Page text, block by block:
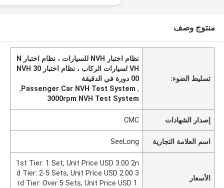
منتوج وصف
تسليط الضوء:
نظام اختبار NVH للسيارات ، نظام اختبار N
VH لسيارات الركاب ، نظام اختبار NVH 30
00 دورة في الدقيقة
,
Passenger Car NVH Test System
,
3000rpm NVH Test System
إصدار الشهادات CMC
اسم العلامة التجارية SeeLong
الأسعار
1st Tier: 1 Set, Unit Price USD 3.00 2n
d Tier: 2-5 Sets, Unit Price USD 2.00 3
rd Tier: Over 5 Sets, Unit Price USD 1.